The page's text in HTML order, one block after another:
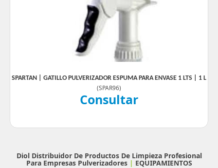
SPARTAN | GATILLO PULVERIZADOR ESPUMA PARA ENVASE 1 LTS | 1 L
(SPAR96)
Consultar
Diol Distribuidor De Productos De Limpieza Profesional
Para Empresas Pulverizadores| EQUIPAMIENTOS